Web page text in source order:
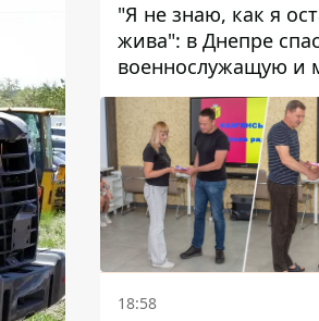
"Я не знаю, как я
жива": в Днепре
военнослужащую и
четверых детей,
ранил КАБ
18:58